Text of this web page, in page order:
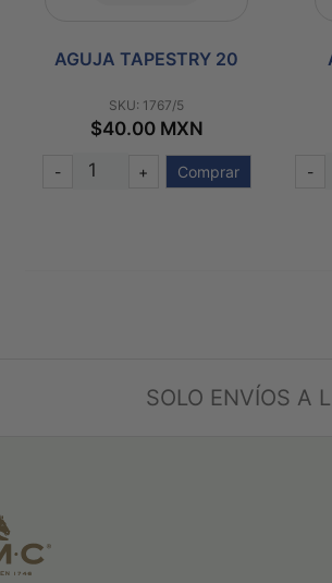
AGUJA TAPESTRY 20
SKU: 1767/5
$40.00 MXN
- + Comprar -
SOLO ENVÍOS A